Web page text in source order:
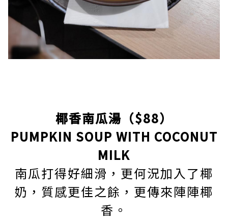
椰香南瓜湯（$88）
PUMPKIN SOUP WITH COCONUT
MILK
南瓜打得好細滑，更何況加入了椰
奶，質感更佳之餘，更傳來陣陣椰
香。